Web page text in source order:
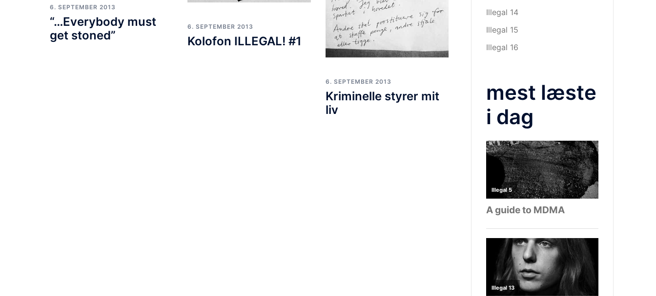
6. SEPTEMBER 2013
“…Everybody must
get stoned”
6. SEPTEMBER 2013
Kolofon ILLEGAL! #1
6. SEPTEMBER 2013
Kriminelle styrer mit
liv
Illegal 14
Illegal 15
Illegal 16
mest læste
i dag